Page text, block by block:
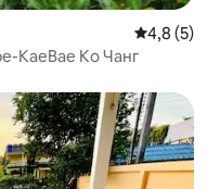
Середня
4,8 (5)
KaeBae Ко Чанг